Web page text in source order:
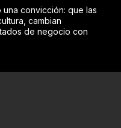
convicción: que las
cambian
de negocio con